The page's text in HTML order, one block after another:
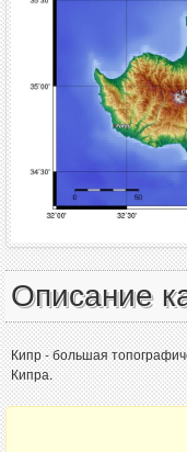
Описание
Кипр - большая
Кипра.